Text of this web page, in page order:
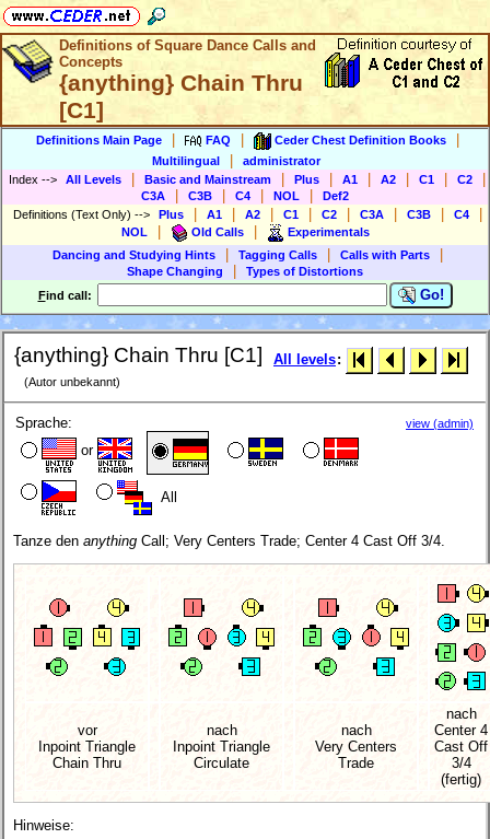
Definitions of Square Dance Calls and
Concepts
{anything} Chain Thru
[C1]
Definitions Main Page FAQ Ceder Chest Definition Books
Multilingual
administrator
Index --> All Levels Basic and Mainstream Plus A1 A2 C1 C2
C3A C3B C4 NOL
Def2
Definitions (Text Only) --> Plus A1 A2 C1 C2 C3A C3B C4
NOL Old Calls
Experimentals
Dancing and Studying Hints
Tagging Calls Calls with Parts
Shape Changing
Types of Distortions
Find call: Go!
{anything} Chain Thru [C1]
(Autor unbekannt)
All levels:
Sprache:
or
All
view (admin)
Tanze den anything Call; Very Centers Trade; Center 4 Cast Off 3/4.
vor
Inpoint Triangle
Chain Thru
nach
Inpoint Triangle
Circulate
nach
Very Centers
Trade
nach
Center 4
Cast Off
3/4
(fertig)
Hinweise: